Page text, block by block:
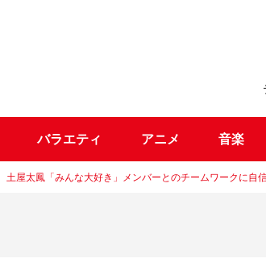
バラエティ アニメ 音楽
土屋太鳳「みんな大好き」メンバーとのチームワークに自